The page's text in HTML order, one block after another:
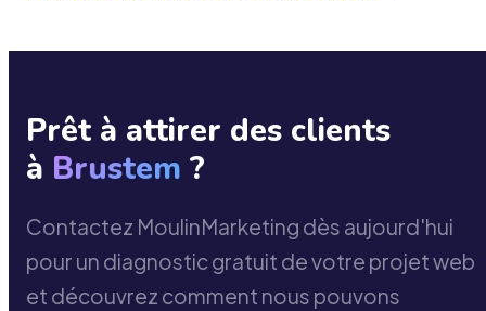
Prêt à attirer des clients
à Brustem ?
Contactez MoulinMarketing dès aujourd'hui
pour un diagnostic gratuit de votre projet web
et découvrez comment nous pouvons